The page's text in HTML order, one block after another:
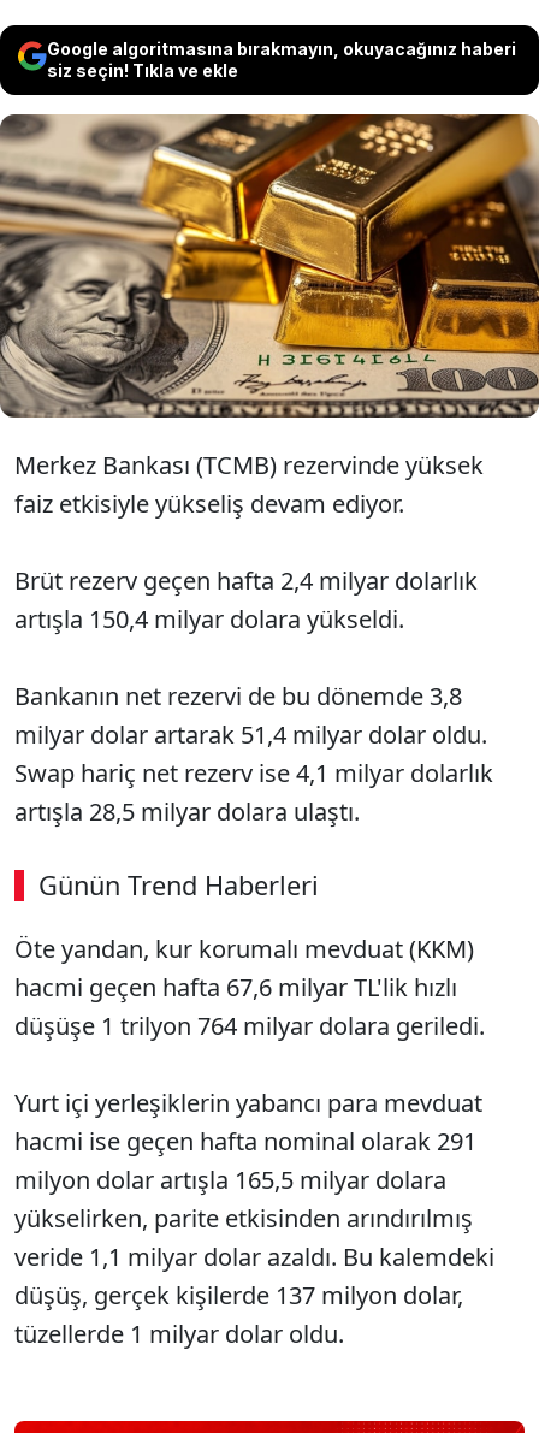
Google algoritmasına bırakmayın, okuyacağınız haberi
siz seçin! Tıkla ve ekle
Merkez Bankası'nın geçen hafta
brüt rezervi 2,4 milyar dolar, net
rezerv 3,8 milyar dolar arttı.
Merkez Bankası (TCMB) rezervinde yüksek
faiz etkisiyle yükseliş devam ediyor.
Brüt rezerv geçen hafta 2,4 milyar dolarlık
artışla 150,4 milyar dolara yükseldi.
Bankanın net rezervi de bu dönemde 3,8
milyar dolar artarak 51,4 milyar dolar oldu.
Swap hariç net rezerv ise 4,1 milyar dolarlık
artışla 28,5 milyar dolara ulaştı.
Günün Trend Haberleri
00:02 / 08:06
Sesi Aç
Öte yandan, kur korumalı mevduat (KKM)
hacmi geçen hafta 67,6 milyar TL'lik hızlı
düşüşe 1 trilyon 764 milyar dolara geriledi.
Yurt içi yerleşiklerin yabancı para mevduat
hacmi ise geçen hafta nominal olarak 291
milyon dolar artışla 165,5 milyar dolara
yükselirken, parite etkisinden arındırılmış
veride 1,1 milyar dolar azaldı. Bu kalemdeki
düşüş, gerçek kişilerde 137 milyon dolar,
tüzellerde 1 milyar dolar oldu.